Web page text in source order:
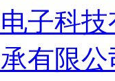
子科
有限公